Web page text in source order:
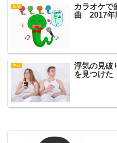
生活
カラオケで
曲 2017年
生活
浮気の見破
を見つけた